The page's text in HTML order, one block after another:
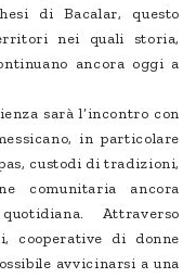
di Bacalar, questo
nei quali storia,
ancora oggi a
sarà l’incontro con
in particolare
custodi di tradizioni,
comunitaria ancora
Attraverso
cooperative di donne
avvicinarsi a una